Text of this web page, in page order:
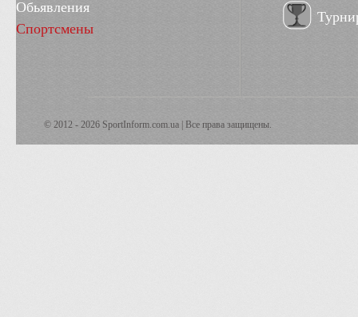
Обьявления
Спортсмены
© 2012 - 2026 SportInform.com.ua | Все права защищены.